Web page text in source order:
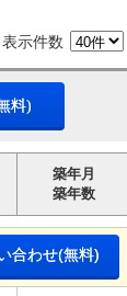
表示件数
料)
築年月
築年数
合わせ(無料)